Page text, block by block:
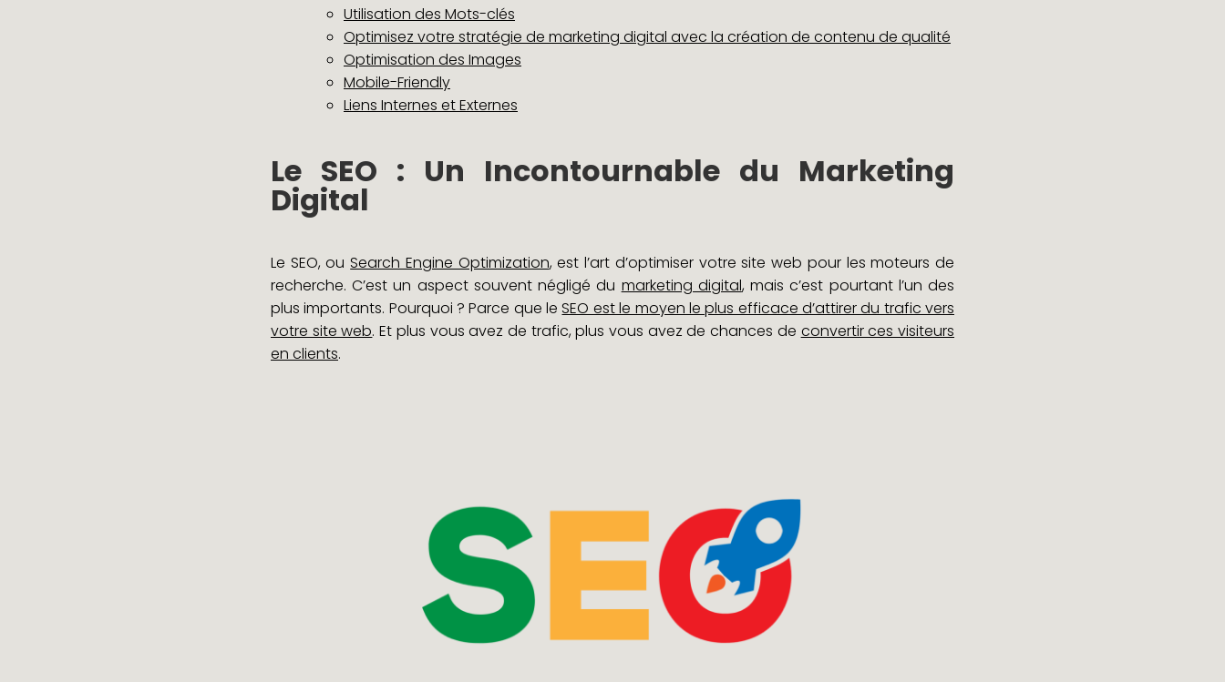
Utilisation des Mots-clés
Optimisez votre stratégie de marketing digital avec la création de contenu de qualité
Optimisation des Images
Mobile-Friendly
Liens Internes et Externes
Le SEO : Un Incontournable du Marketing
Digital
Le SEO, ouSearch Engine Optimization, est l’art d’optimiser votre site web pour les moteurs de
recherche. C’est un aspect souvent négligé du marketing digital, mais c’est pourtant l’un des
plus importants. Pourquoi ? Parce que leSEO est le moyen le plus efficace d’attirer du trafic vers
votre site web. Et plus vous avez de trafic, plus vous avez de chances de convertir ces visiteurs
en clients.